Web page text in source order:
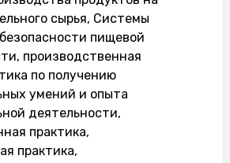
сырья, Системы
пищевой
производственная
по получению
умений и опыта
деятельности,
практика,
практика,